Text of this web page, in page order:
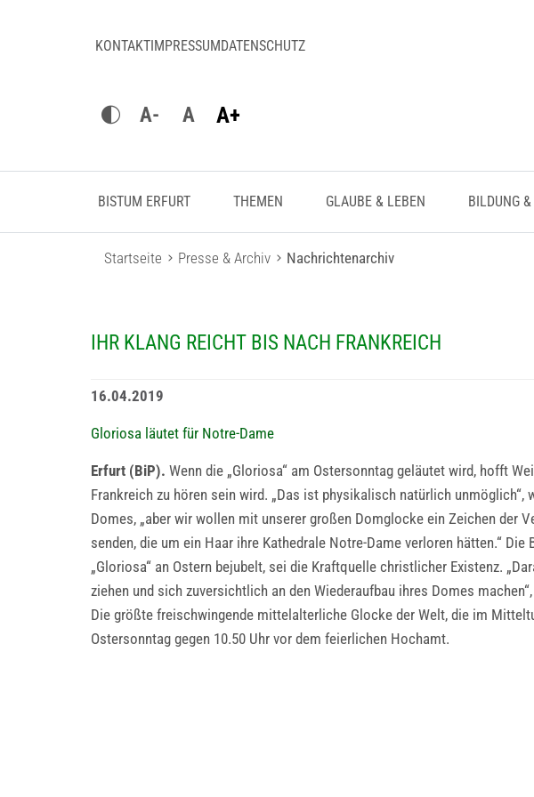
KONTAKTIMPRESSUMDATENSCHUTZ
A- A A+
BISTUM ERFURT THEMEN GLAUBE & LEBEN BILDUNG &
Startseite Presse & Archiv Nachrichtenarchiv
IHR KLANG REICHT BIS NACH FRANKREICH
16.04.2019
Gloriosa läutet für Notre-Dame
Erfurt (BiP). Wenn die „Gloriosa“ am Ostersonntag geläutet wird, hofft
Frankreich zu hören sein wird. „Das ist physikalisch natürlich
Domes, „aber wir wollen mit unserer großen Domglocke ein Zeichen der
senden, die um ein Haar ihre Kathedrale Notre-Dame verloren hätten.“
„Gloriosa“ an Ostern bejubelt, sei die Kraftquelle christlicher Existenz.
ziehen und sich zuversichtlich an den Wiederaufbau ihres Domes
Die größte freischwingende mittelalterliche Glocke der Welt, die im
Ostersonntag gegen 10.50 Uhr vor dem feierlichen Hochamt.